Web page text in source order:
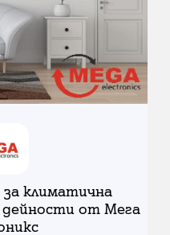
климатична
от Мега